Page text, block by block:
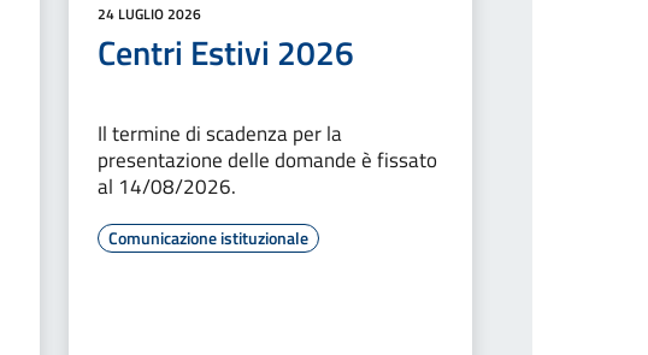
24 LUGLIO 2026
Centri Estivi 2026
Il termine di scadenza per la
presentazione delle domande è fissato
al 14/08/2026.
Comunicazione istituzionale